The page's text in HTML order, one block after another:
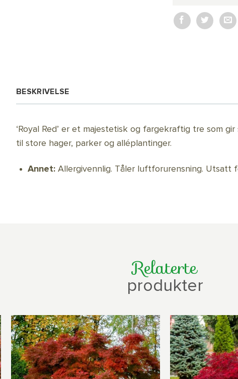
BESKRIVELSE
‘Royal Red’ er et majestetisk og fargekraftig tre som
til store hager, parker og alléplantinger.
Annet: Allergivennlig. Tåler luftforurensning. Utsatt
Relaterte
produkter